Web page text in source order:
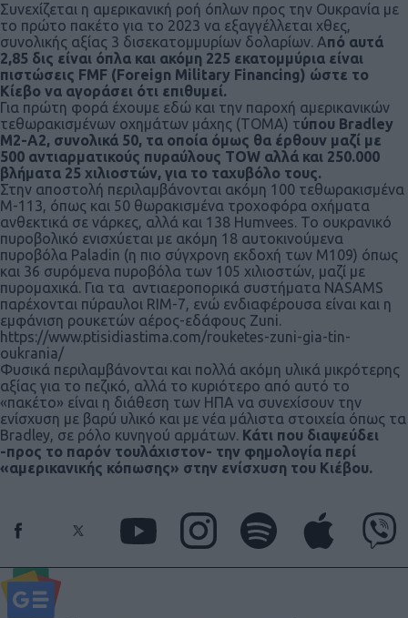
Συνεχίζεται η αμερικανική ροή όπλων προς την Ουκρανία με
το πρώτο πακέτο για το 2023 να εξαγγέλλεται χθες,
συνολικής αξίας 3 δισεκατομμυρίων δολαρίων. Από αυτά
2,85 δις είναι όπλα και ακόμη 225 εκατομμύρια είναι
πιστώσεις FMF (Foreign Military Financing) ώστε το
Κίεβο να αγοράσει ότι επιθυμεί.
Για πρώτη φορά έχουμε εδώ και την παροχή αμερικανικών
τεθωρακισμένων οχημάτων μάχης (ΤΟΜΑ) τύπου Bradley
M2-A2, συνολικά 50, τα οποία όμως θα έρθουν μαζί με
500 αντιαρματικούς πυραύλους TOW αλλά και 250.000
βλήματα 25 χιλιοστών, για το ταχυβόλο τους.
Στην αποστολή περιλαμβάνονται ακόμη 100 τεθωρακισμένα
Μ-113, όπως και 50 θωρακισμένα τροχοφόρα οχήματα
ανθεκτικά σε νάρκες, αλλά και 138 Humvees. Το ουκρανικό
πυροβολικό ενισχύεται με ακόμη 18 αυτοκινούμενα
πυροβόλα Paladin (η πιο σύγχρονη εκδοχή των Μ109) όπως
και 36 συρόμενα πυροβόλα των 105 χιλιοστών, μαζί με
πυρομαχικά. Για τα αντιαεροπορικά συστήματα NASAMS
παρέχονται πύραυλοι RIM-7, ενώ ενδιαφέρουσα είναι και η
εμφάνιση ρουκετών αέρος-εδάφους Zuni.
https://www.ptisidiastima.com/rouketes-zuni-gia-tin-
oukrania/
Φυσικά περιλαμβάνονται και πολλά ακόμη υλικά μικρότερης
αξίας για το πεζικό, αλλά το κυριότερο από αυτό το
«πακέτο» είναι η διάθεση των ΗΠΑ να συνεχίσουν την
ενίσχυση με βαρύ υλικό και με νέα μάλιστα στοιχεία όπως τα
Bradley, σε ρόλο κυνηγού αρμάτων. Κάτι που διαψεύδει
-προς το παρόν τουλάχιστον- την φημολογία περί
«αμερικανικής κόπωσης» στην ενίσχυση του Κιέβου.